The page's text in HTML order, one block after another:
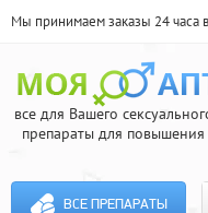
Мы принимаем заказы 24 часа
все для Вашего
препараты для
ВСЕ ПРЕПАРАТЫ